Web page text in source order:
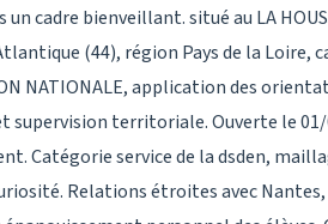
un cadre bienveillant. situé au LA
(44), région Pays de la Loire,
NATIONALE, application des
supervision territoriale. Ouverte le
Catégorie service de la dsden,
Relations étroites avec